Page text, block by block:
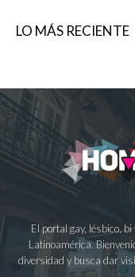
LO MÁS RECIENTE
El portal gay, lésbico,
Latinoamérica.
diversidad y busca dar